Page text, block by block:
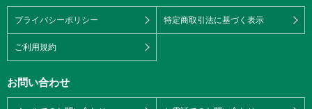
プライバシーポリシー 特定商取引法に基づく表示
ご利用規約
お問い合わせ